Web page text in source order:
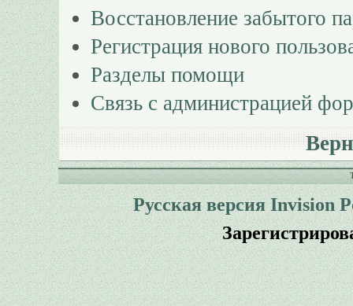
Восстановление забытого
Регистрация нового
Разделы помощи
Связь с администрацией
Русская версия Invision